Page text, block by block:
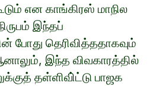
என காங்கிரஸ் மாநில
இந்தப்
போது தெரிவித்ததாகவும்
இந்த விவகாரத்தில்
தள்ளிவி்ட்டு பாஜக